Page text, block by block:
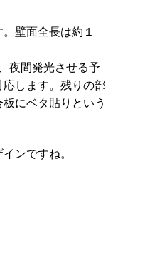
壁面全長は約１
夜間発光させる予
します。残りの部
にベタ貼りという
ンですね。